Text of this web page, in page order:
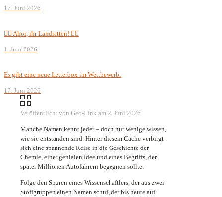
17. Juni 2026
🏴‍☠️ Ahoi, ihr Landratten! 🏴‍☠️
1. Juni 2026
Es gibt eine neue Letterbox im Wettbewerb:
17. Juni 2026
Veröffentlicht von Geo-Link am 2. Juni 2026
Manche Namen kennt jeder – doch nur wenige wissen,
wie sie entstanden sind. Hinter diesem Cache verbirgt
sich eine spannende Reise in die Geschichte der
Chemie, einer genialen Idee und eines Begriffs, der
später Millionen Autofahrern begegnen sollte.
Folge den Spuren eines Wissenschaftlers, der aus zwei
Stoffgruppen einen Namen schuf, der bis heute auf